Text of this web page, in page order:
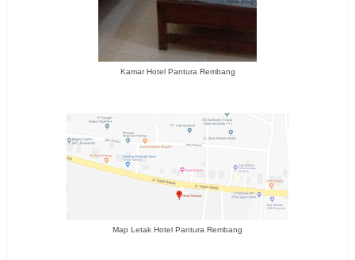
Kamar Hotel Pantura Rembang
Map Letak Hotel Pantura Rembang